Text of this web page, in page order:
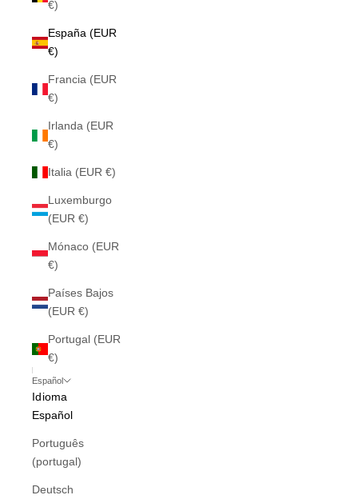
€)
España (EUR
€)
Francia (EUR
€)
Irlanda (EUR
€)
Italia (EUR €)
Luxemburgo
(EUR €)
Mónaco (EUR
€)
Países Bajos
(EUR €)
Portugal (EUR
€)
Español
Idioma
Español
Português
(portugal)
Deutsch